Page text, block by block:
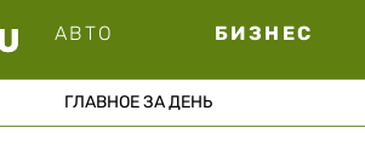
АВТО БИЗНЕС
ГЛАВНОЕ ЗА ДЕНЬ